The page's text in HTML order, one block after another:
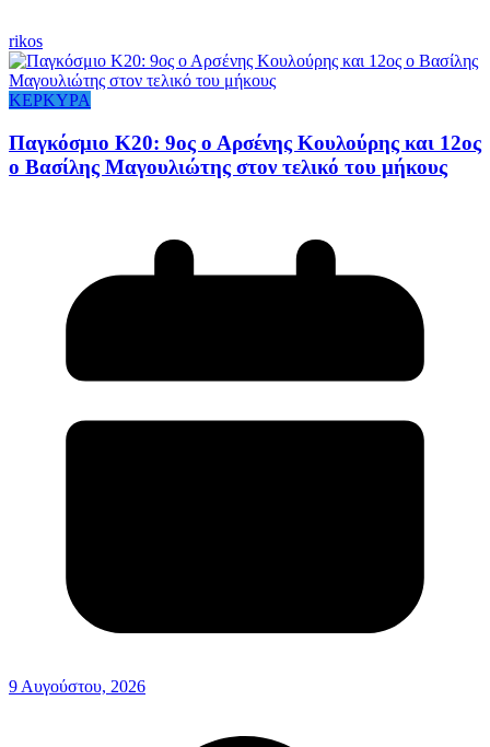
rikos
ΚΕΡΚΥΡΑ
Παγκόσμιο Κ20: 9ος ο Αρσένης Κουλούρης και 12ος
ο Βασίλης Μαγουλιώτης στον τελικό του μήκους
9 Αυγούστου, 2026